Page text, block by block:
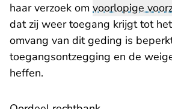
haar verzoek om voorlopige
dat zij weer toegang krijgt tot
omvang van dit geding is
toegangsontzegging en de
heffen.